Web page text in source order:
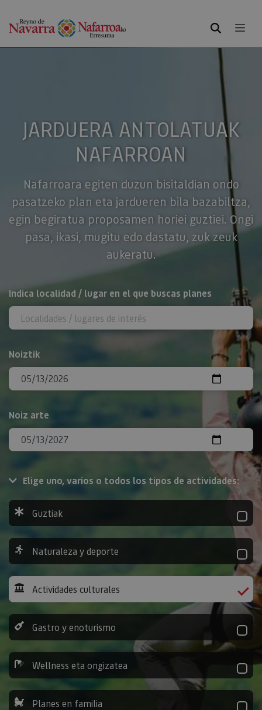
BILATU
JARDUERA ANTOLATUAK
NAFARROAN
Nafarroara egiten duzun bisitaldian ondo
pasatzeko plan eta jardueren bila bazabiltza,
egin begiratua proposamen horiei guztiei. Ongi
pasa, ikasi, mugitu edo dastatu, zuk zeuk
aukeratu.
BILATU
Indica localidad / lugar en el que buscas planes
Noiztik
Noiz arte
Elige uno, varios o todos los tipos de actividades:
Guztiak
Naturaleza y deporte
Actividades culturales
Gastro y enoturismo
Wellness eta ongizatea
Planes en familia